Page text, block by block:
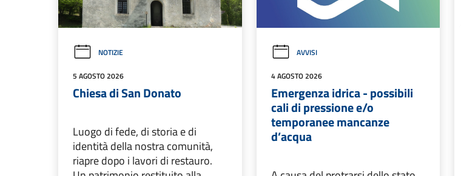
NOTIZIE
5 AGOSTO 2026
Chiesa di San Donato
Luogo di fede, di storia e di
identità della nostra comunità,
riapre dopo i lavori di restauro.
AVVISI
4 AGOSTO 2026
Emergenza idrica - possibili
cali di pressione e/o
temporanee mancanze
d’acqua